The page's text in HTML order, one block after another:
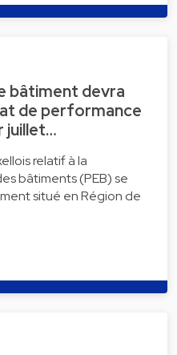
bâtiment devra
de performance
juillet…
relatif à la
bâtiments (PEB) se
situé en Région de